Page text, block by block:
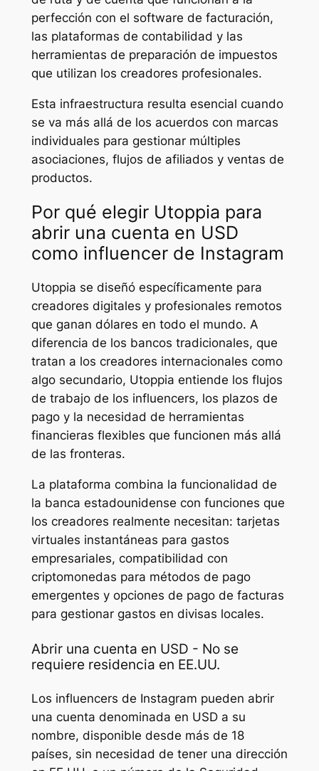
perfección con el software de facturación,
las plataformas de contabilidad y las
herramientas de preparación de impuestos
que utilizan los creadores profesionales.
Esta infraestructura resulta esencial cuando
se va más allá de los acuerdos con marcas
individuales para gestionar múltiples
asociaciones, flujos de afiliados y ventas de
productos.
Por qué elegir Utoppia para
abrir una cuenta en USD
como influencer de Instagram
Utoppia se diseñó específicamente para
creadores digitales y profesionales remotos
que ganan dólares en todo el mundo. A
diferencia de los bancos tradicionales, que
tratan a los creadores internacionales como
algo secundario, Utoppia entiende los flujos
de trabajo de los influencers, los plazos de
pago y la necesidad de herramientas
financieras flexibles que funcionen más allá
de las fronteras.
La plataforma combina la funcionalidad de
la banca estadounidense con funciones que
los creadores realmente necesitan: tarjetas
virtuales instantáneas para gastos
empresariales, compatibilidad con
criptomonedas para métodos de pago
emergentes y opciones de pago de facturas
para gestionar gastos en divisas locales.
Abrir una cuenta en USD - No se
requiere residencia en EE.UU.
Los influencers de Instagram pueden abrir
una cuenta denominada en USD a su
nombre, disponible desde más de 18
países, sin necesidad de tener una dirección